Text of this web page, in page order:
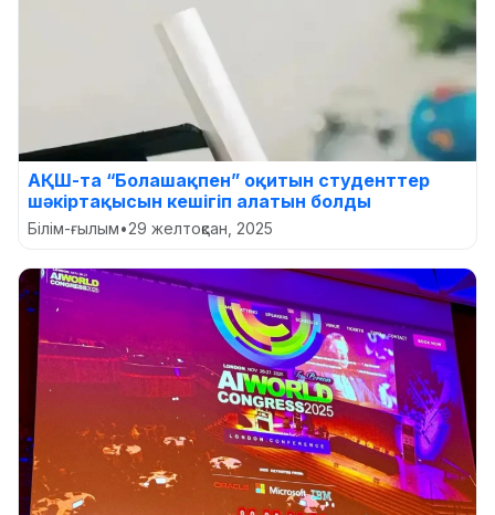
АҚШ-та “Болашақпен” оқитын студенттер
шәкіртақысын кешігіп алатын болды
Білім-ғылым•29 желтоқсан, 2025